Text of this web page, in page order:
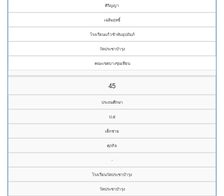
ศิริญญา
เฉลิมฤทธิ์
โรงเรียนแก้วขำทับอุปถัมภ์
วัดประชาบำรุง
คณะเขตบางขุนเทียน
45
ประถมศึกษา
ป.๕
เด็กชาย
ศุภกิจ
-
โรงเรียนวัดประชาบำรุง
วัดประชาบำรุง